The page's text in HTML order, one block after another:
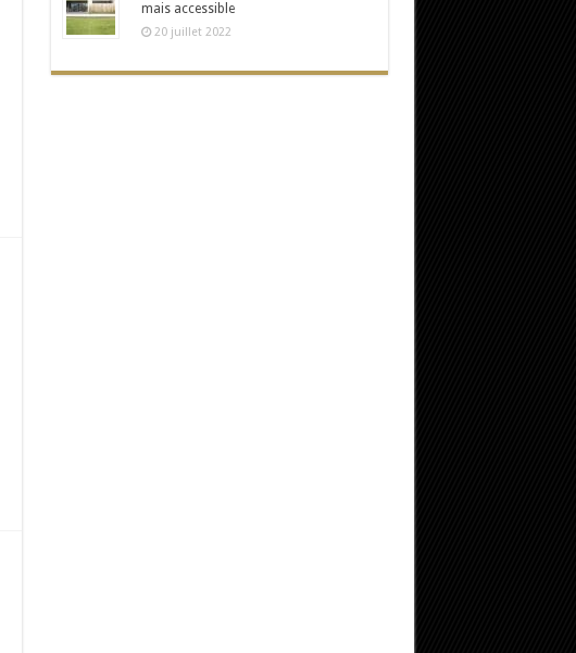
mais accessible
20 juillet 2022